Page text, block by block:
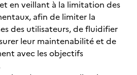
en veillant à la limitation des
afin de limiter la
des utilisateurs, de fluidifier
leur maintenabilité et de
avec les objectifs